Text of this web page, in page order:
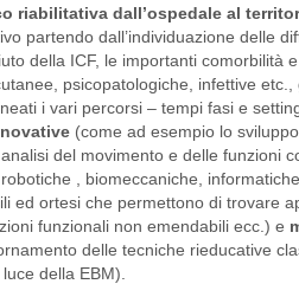
riabilitativa dall’ospedale al
partendo dall’individuazione delle
della ICF, le importanti comorbilità
psicopatologiche, infettive
i vari percorsi – tempi fasi e
(come ad esempio lo
del movimento e delle funzioni
, biomeccaniche,
ed ortesi che permettono di trovare
funzionali non emendabili ecc.) e
delle tecniche rieducative
della EBM).